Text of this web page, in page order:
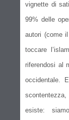
vignette di
99% delle
autori (come
toccare
riferendosi al
occidentale.
esiste: